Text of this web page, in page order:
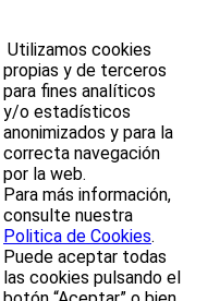
Utilizamos cookies
propias y de terceros
para fines analíticos
y/o estadísticos
anonimizados y para la
correcta navegación
por la web.
Para más información,
consulte nuestra
Politica de Cookies.
Puede aceptar todas
las cookies pulsando el